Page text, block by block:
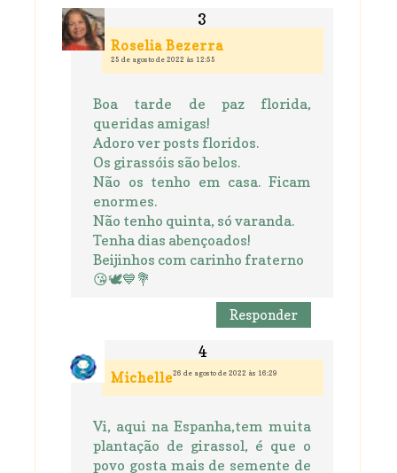
Roselia Bezerra
25 de agosto de 2022 às 12:55
Boa tarde de paz florida,
queridas amigas!
Adoro ver posts floridos.
Os girassóis são belos.
Não os tenho em casa. Ficam
enormes.
Não tenho quinta, só varanda.
Tenha dias abençoados!
Beijinhos com carinho fraterno
😘🕊️💙💐
Responder
Michelle26 de agosto de 2022 às 16:29
Vi, aqui na Espanha,tem muita
plantação de girassol, é que o
povo gosta mais de semente de